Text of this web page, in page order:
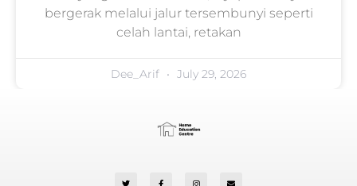
bergerak melalui jalur tersembunyi seperti
celah lantai, retakan
Dee_Arif July 29, 2026